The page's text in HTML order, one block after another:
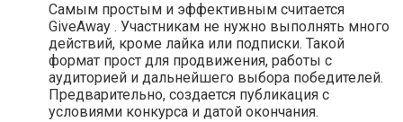
Самым простым и эффективным считается
GiveAway . Участникам не нужно выполнять много
действий, кроме лайка или подписки. Такой
формат прост для продвижения, работы с
аудиторией и дальнейшего выбора победителей.
Предварительно, создается публикация с
условиями конкурса и датой окончания.